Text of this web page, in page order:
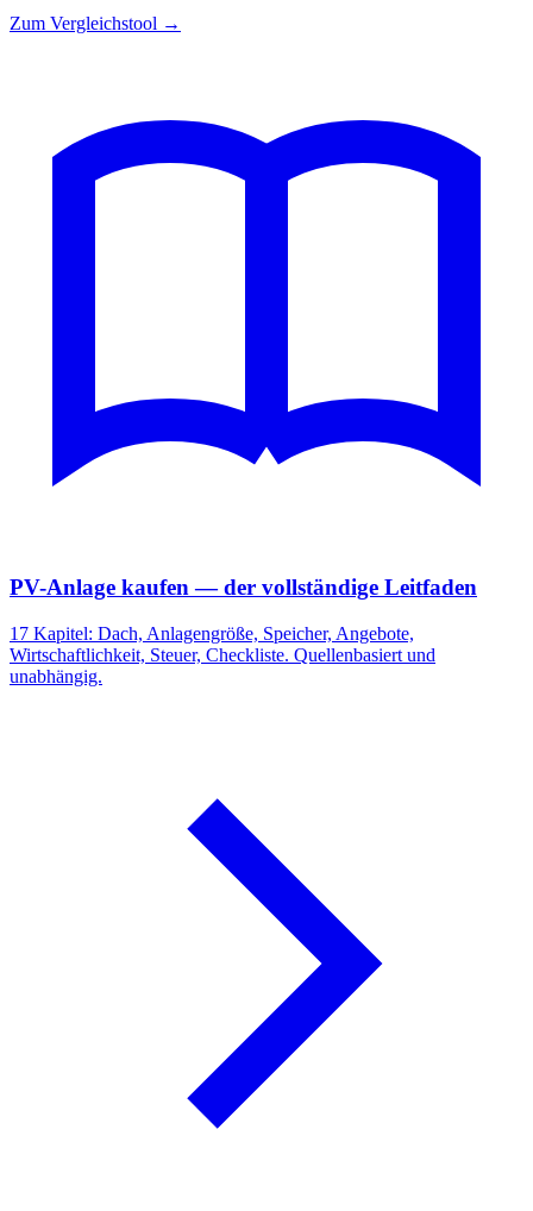
Zum Vergleichstool →
PV-Anlage kaufen — der vollständige Leitfaden
17 Kapitel: Dach, Anlagengröße, Speicher, Angebote,
Wirtschaftlichkeit, Steuer, Checkliste. Quellenbasiert und
unabhängig.